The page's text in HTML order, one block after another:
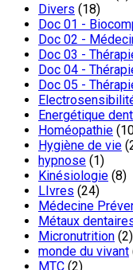
Divers (18)
Doc 01 -
Doc 02 -
Doc 03 -
Doc 04 -
Doc 05 -
Energétique
Homéopathie
Hygiène de vie
hypnose (1)
Kinésiologie (8)
LIvres (24)
Médecine
Métaux
Micronutrition (2)
monde du vivant
MTC (2)